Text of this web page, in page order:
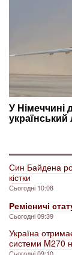
Син Байдена
кістки
Сьогодні 10:08
Ремісничі
Сьогодні 09:39
Україна
системи M270